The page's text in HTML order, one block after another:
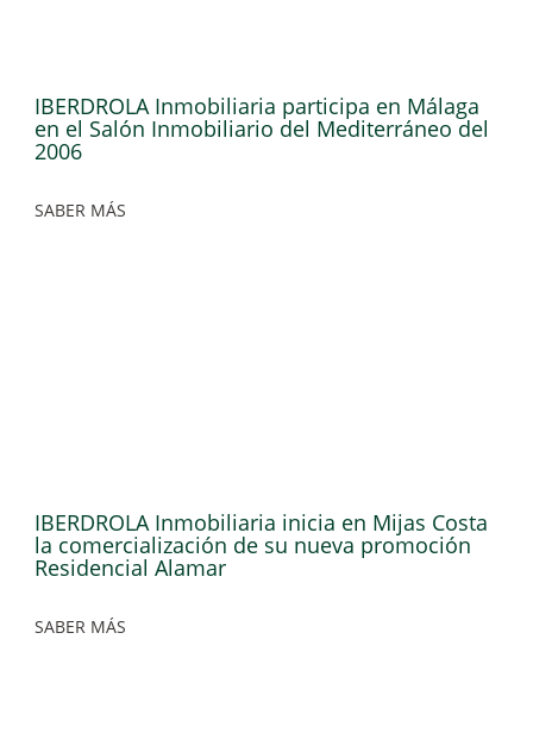
IBERDROLA Inmobiliaria participa en Málaga
en el Salón Inmobiliario del Mediterráneo del
2006
SABER MÁS
IBERDROLA Inmobiliaria inicia en Mijas Costa
la comercialización de su nueva promoción
Residencial Alamar
SABER MÁS